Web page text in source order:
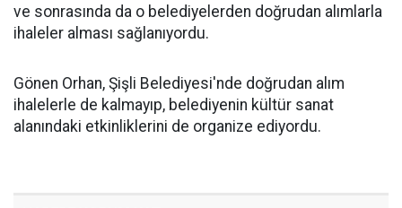
ve sonrasında da o belediyelerden doğrudan alımlarla
ihaleler alması sağlanıyordu.
Gönen Orhan, Şişli Belediyesi'nde doğrudan alım
ihalelerle de kalmayıp, belediyenin kültür sanat
alanındaki etkinliklerini de organize ediyordu.